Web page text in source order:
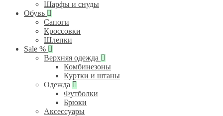
Шарфы и снуды
Обувь
Сапоги
Кроссовки
Шлепки
Sale %
Верхняя одежда
Комбинезоны
Куртки и штаны
Одежда
Футболки
Брюки
Аксессуары